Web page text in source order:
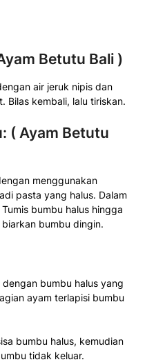
Betutu Bali )
air jeruk nipis dan
Bilas kembali, lalu tiriskan.
( Ayam Betutu
menggunakan
pasta yang halus. Dalam
bumbu halus hingga
bumbu dingin.
bumbu halus yang
ayam terlapisi bumbu
bumbu halus, kemudian
tidak keluar.